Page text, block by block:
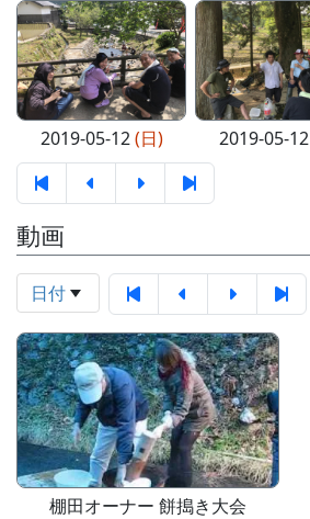
2019-05-12(日) 2019-05-12
動画
日付
棚田オーナー 餅搗き大会